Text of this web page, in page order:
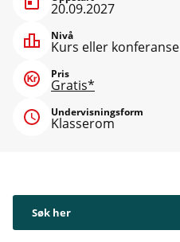
20.09.2027
Nivå
Kurs eller konferanse
Pris
Gratis*
Undervisningsform
Klasserom
Søk her